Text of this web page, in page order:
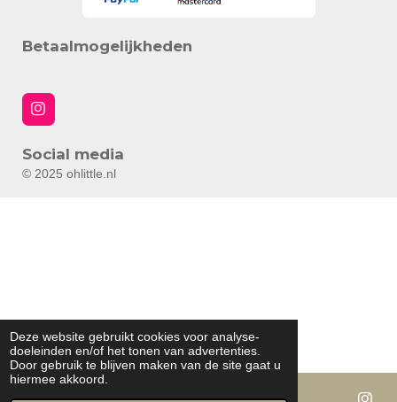
Deze website gebruikt cookies voor analyse-
doeleinden en/of het tonen van advertenties.
Door gebruik te blijven maken van de site gaat u
hiermee akkoord.
Betaalmogelijkheden
I
n
t
a
Social media
© 2025 ohlittle.nl